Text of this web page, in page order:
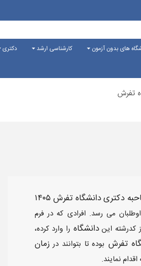
های بدون آزمون کارشناسی ارشد
دکتری
تفرش
دکتریدانشگاه تفرش ۱۴۰۵
می رسد. افرادی که در فرم
کدرشته ایندانشگاه را وارد کرده،
تفرش بوده تا بتوانند در زمان
اقدام نمایند.